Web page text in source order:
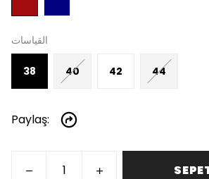
القياسات
38 40 42 44
Paylaş: